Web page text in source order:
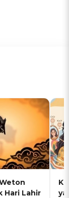
Hari Lahir